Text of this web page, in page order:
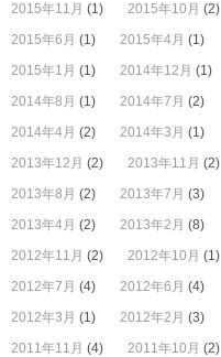
2015年11月 (1) 2015年10月 (2)
2015年6月 (1) 2015年4月 (1)
2015年1月 (1) 2014年12月 (1)
2014年8月 (1) 2014年7月 (2)
2014年4月 (2) 2014年3月 (1)
2013年12月 (2) 2013年11月 (2)
2013年8月 (2) 2013年7月 (3)
2013年4月 (2) 2013年2月 (8)
2012年11月 (2) 2012年10月 (1)
2012年7月 (4) 2012年6月 (4)
2012年3月 (1) 2012年2月 (3)
2011年11月 (4) 2011年10月 (2)